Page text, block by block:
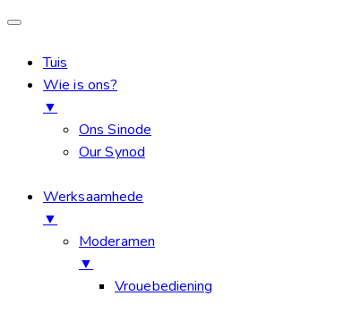
Tuis
Wie is ons?
▼
Ons Sinode
Our Synod
Werksaamhede
▼
Moderamen
▼
Vrouebediening